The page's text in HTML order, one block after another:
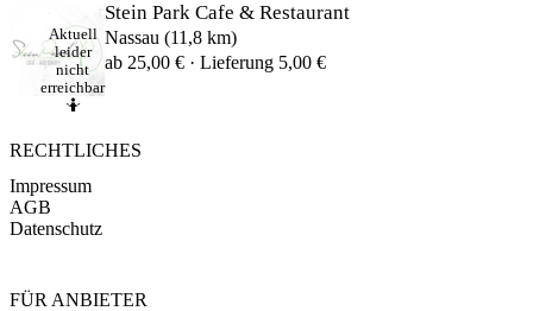
Stein Park Cafe & Restaurant
Nassau (11,8 km)
ab 25,00 € · Lieferung 5,00 €
Aktuell
leider
nicht
erreichbar
🤷
RECHTLICHES
Impressum
AGB
Datenschutz
FÜR ANBIETER